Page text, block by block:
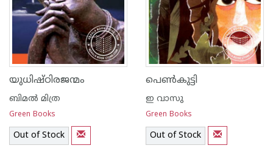
യുധിഷ്ഠിരജന്മം
ബിമല്‍ മിത്ര
Green Books
Out of Stock
പെണ്‍കുട്ടി
ഇ വാസു
Green Books
Out of Stock